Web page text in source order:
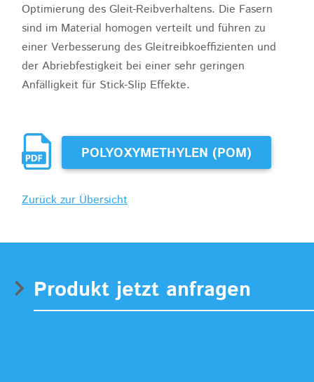
Optimierung des Gleit-Reibverhaltens. Die Fasern
sind im Material homogen verteilt und führen zu
einer Verbesserung des Gleitreibkoeffizienten und
der Abriebfestigkeit bei einer sehr geringen
Anfälligkeit für Stick-Slip Effekte.
POLYOXYMETHYLEN (POM)
Zurück zur Übersicht
Produkt jetzt anfragen